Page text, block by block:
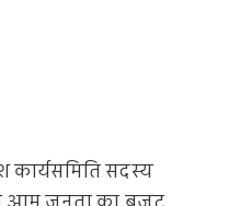
कार्यसमिति सदस्य